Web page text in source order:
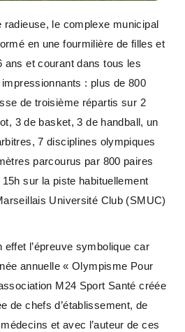
radieuse, le complexe municipal
en une fourmilière de filles et
ans et courant dans tous les
: plus de 800
de troisième répartis sur 2
3 de basket, 3 de handball, un
7 disciplines olympiques
parcourus par 800 paires
sur la piste habituellement
Université Club (SMUC)
l’épreuve symbolique car
annuelle « Olympisme Pour
M24 Sport Santé créée
de chefs d’établissement, de
et avec l’auteur de ces